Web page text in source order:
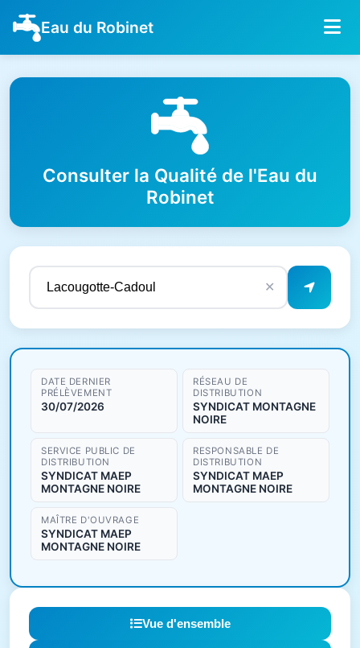
Eau du Robinet
Consulter la Qualité de l'Eau du
Robinet
✕
Résultats de qualité de l'eau
DATE DERNIER
PRÉLÈVEMENT
30/07/2026
RÉSEAU DE
DISTRIBUTION
SYNDICAT MONTAGNE
NOIRE
SERVICE PUBLIC DE
DISTRIBUTION
SYNDICAT MAEP
MONTAGNE NOIRE
RESPONSABLE DE
DISTRIBUTION
SYNDICAT MAEP
MONTAGNE NOIRE
MAÎTRE D'OUVRAGE
SYNDICAT MAEP
MONTAGNE NOIRE
Vue d'ensemble